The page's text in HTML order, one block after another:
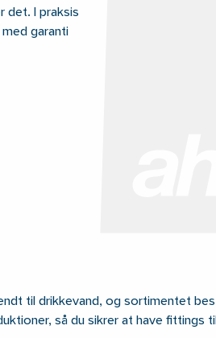
det. I praksis
garanti
til drikkevand, og sortimentet
så du sikrer at have fittings